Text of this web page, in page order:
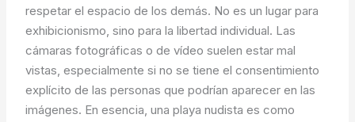
respetar el espacio de los demás. No es un lugar para
exhibicionismo, sino para la libertad individual. Las
cámaras fotográficas o de vídeo suelen estar mal
vistas, especialmente si no se tiene el consentimiento
explícito de las personas que podrían aparecer en las
imágenes. En esencia, una playa nudista es como